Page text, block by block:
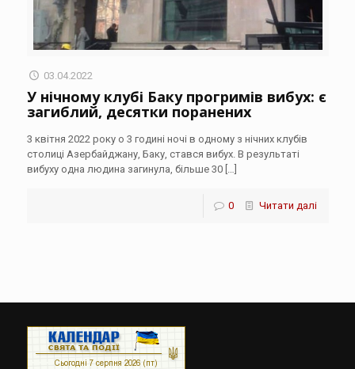
03.04.2022
У нічному клубі Баку прогримів вибух: є
загиблий, десятки поранених
3 квітня 2022 року о 3 годині ночі в одному з нічних клубів
столиці Азербайджану, Баку, стався вибух. В результаті
вибуху одна людина загинула, більше 30[…]
0 Читати далі